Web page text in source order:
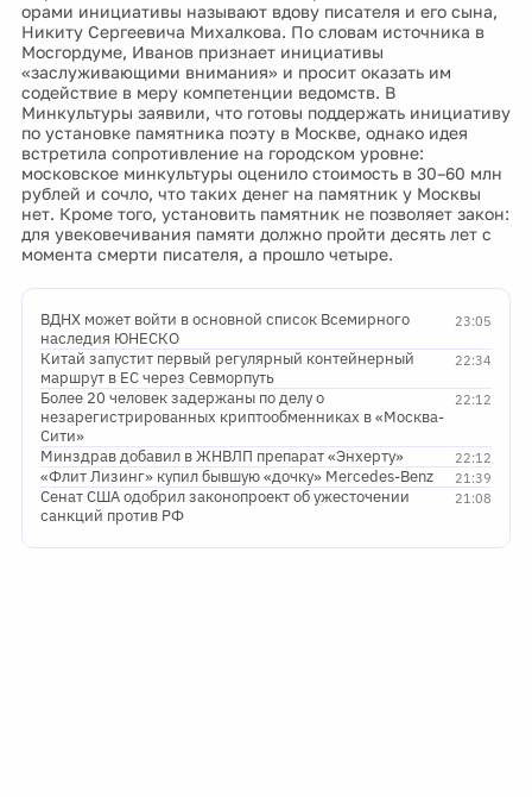
орами инициативы называют вдову писателя и его сына,
Никиту Сергеевича Михалкова. По словам источника в
Мосгордуме, Иванов признает инициативы
«заслуживающими внимания» и просит оказать им
содействие в меру компетенции ведомств. В
Минкультуры заявили, что готовы поддержать инициативу
по установке памятника поэту в Москве, однако идея
встретила сопротивление на городском уровне:
московское минкультуры оценило стоимость в 30–60 млн
рублей и сочло, что таких денег на памятник у Москвы
нет. Кроме того, установить памятник не позволяет закон:
для увековечивания памяти должно пройти десять лет с
момента смерти писателя, а прошло четыре.
23:05
ВДНХ может войти в основной список Всемирного
наследия ЮНЕСКО
22:34
Китай запустит первый регулярный контейнерный
маршрут в ЕС через Севморпуть
22:12
Более 20 человек задержаны по делу о
незарегистрированных криптообменниках в «Москва-
Сити»
22:12
Минздрав добавил в ЖНВЛП препарат «Энхерту»
21:39
«Флит Лизинг» купил бывшую «дочку» Mercedes-Benz
21:08
Сенат США одобрил законопроект об ужесточении
санкций против РФ